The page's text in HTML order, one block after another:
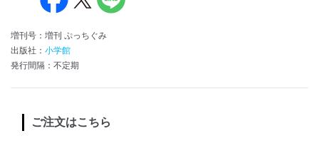
増刊号：増刊 ぷっちぐみ
出版社： 小学館
発行間隔：不定期
ご注文はこちら